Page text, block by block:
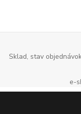
Sklad, stav
e-